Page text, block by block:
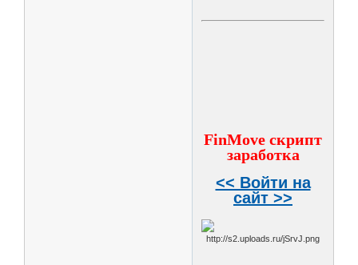
FinMove скрипт
заработка
<< Войти на
сайт >>